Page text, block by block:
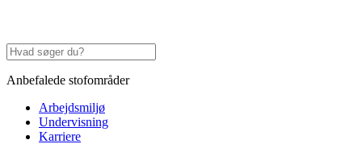
Anbefalede stofområder
Arbejdsmiljø
Undervisning
Karriere